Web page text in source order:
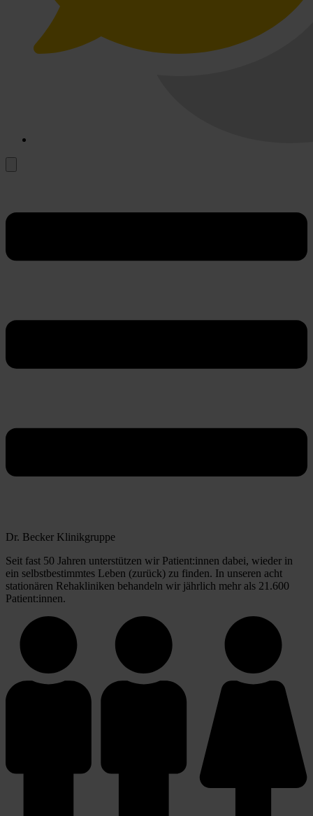
Dr. Becker Klinikgruppe
Seit fast 50 Jahren unterstützen wir Patient:innen dabei, wieder in
ein selbstbestimmtes Leben (zurück) zu finden. In unseren acht
stationären Rehakliniken behandeln wir jährlich mehr als 21.600
Patient:innen.